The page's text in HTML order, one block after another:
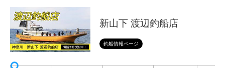
新山下 渡辺釣船店
釣船情報ページ